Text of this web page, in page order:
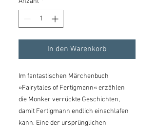
In den Warenkorb
Im fantastischen Märchenbuch
»Fairytales of Fertigmann« erzählen
die Monker verrückte Geschichten,
damit Fertigmann endlich einschlafen
kann. Eine der ursprünglichen